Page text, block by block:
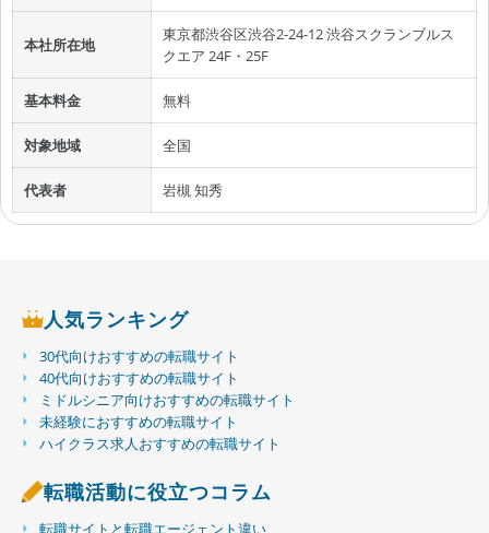
本社所在地
東京都渋谷区渋谷2-24-12 渋谷スクランブルス
クエア 24F・25F
基本料金 無料
対象地域 全国
代表者 岩槻 知秀
人気ランキング
30代向けおすすめの転職サイト
40代向けおすすめの転職サイト
ミドルシニア向けおすすめの転職サイト
未経験におすすめの転職サイト
ハイクラス求人おすすめの転職サイト
転職活動に役立つコラム
転職サイトと転職エージェント違い